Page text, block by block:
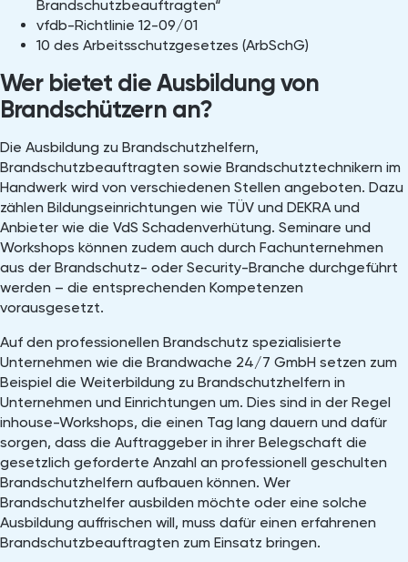
Brandschutzbeauftragten“
vfdb-Richtlinie 12-09/01
10 des Arbeitsschutzgesetzes (ArbSchG)
Wer bietet die Ausbildung von
Brandschützern an?
Die Ausbildung zu Brandschutzhelfern,
Brandschutzbeauftragten sowie Brandschutztechnikern im
Handwerk wird von verschiedenen Stellen angeboten. Dazu
zählen Bildungseinrichtungen wie TÜV und DEKRA und
Anbieter wie die VdS Schadenverhütung. Seminare und
Workshops können zudem auch durch Fachunternehmen
aus der Brandschutz- oder Security-Branche durchgeführt
werden – die entsprechenden Kompetenzen
vorausgesetzt.
Auf den professionellen Brandschutz spezialisierte
Unternehmen wie die Brandwache 24/7 GmbH setzen zum
Beispiel die Weiterbildung zu Brandschutzhelfern in
Unternehmen und Einrichtungen um. Dies sind in der Regel
inhouse-Workshops, die einen Tag lang dauern und dafür
sorgen, dass die Auftraggeber in ihrer Belegschaft die
gesetzlich geforderte Anzahl an professionell geschulten
Brandschutzhelfern aufbauen können. Wer
Brandschutzhelfer ausbilden möchte oder eine solche
Ausbildung auffrischen will, muss dafür einen erfahrenen
Brandschutzbeauftragten zum Einsatz bringen.